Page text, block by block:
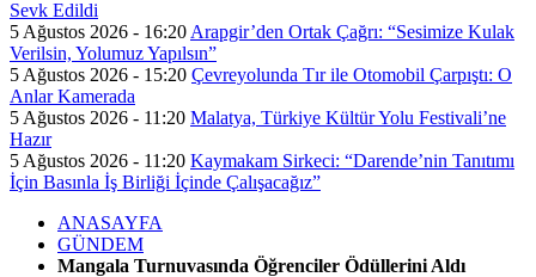
Sevk Edildi
5 Ağustos 2026 - 16:20 Arapgir’den Ortak Çağrı: “Sesimize Kulak
Verilsin, Yolumuz Yapılsın”
5 Ağustos 2026 - 15:20 Çevreyolunda Tır ile Otomobil Çarpıştı: O
Anlar Kamerada
5 Ağustos 2026 - 11:20 Malatya, Türkiye Kültür Yolu Festivali’ne
Hazır
5 Ağustos 2026 - 11:20 Kaymakam Sirkeci: “Darende’nin Tanıtımı
İçin Basınla İş Birliği İçinde Çalışacağız”
ANASAYFA
GÜNDEM
Mangala Turnuvasında Öğrenciler Ödüllerini Aldı